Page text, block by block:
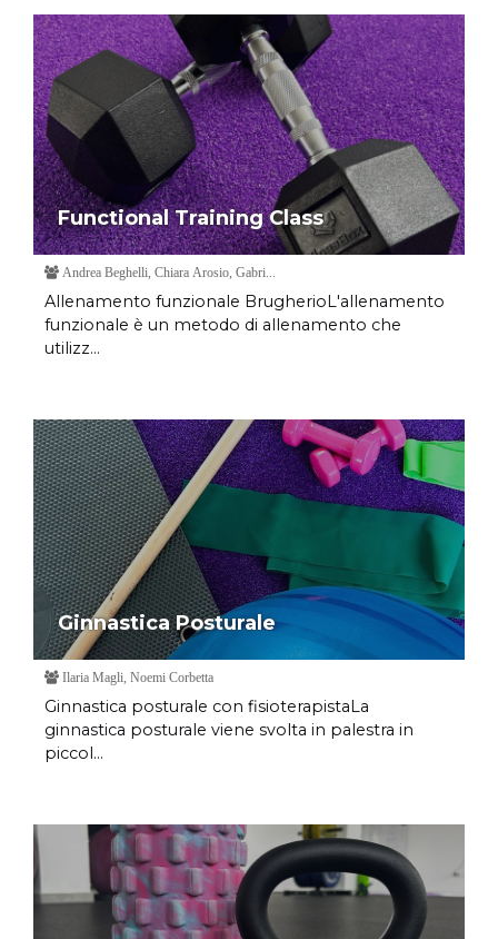
Functional Training Class
Andrea Beghelli, Chiara Arosio, Gabri...
Allenamento funzionale BrugherioL'allenamento
funzionale è un metodo di allenamento che
utilizz...
Ginnastica Posturale
Ilaria Magli, Noemi Corbetta
Ginnastica posturale con fisioterapistaLa
ginnastica posturale viene svolta in palestra in
piccol...